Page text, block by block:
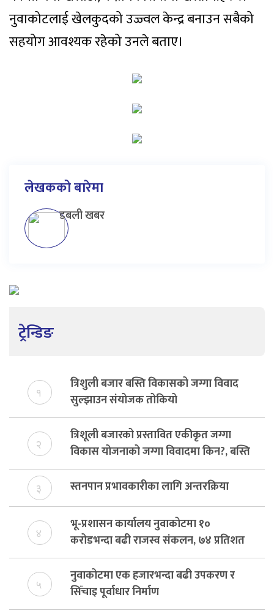
नुवाकोटलाई खेलकुदको उज्ज्वल केन्द्र बनाउन सबैको
सहयोग आवश्यक रहेको उनले बताए।
लेखकको बारेमा
डबली खबर
ट्रेन्डिङ
१
त्रिशुली बजार बस्ति विकासको जग्गा विवाद
सुल्झाउन संयोजक तोकियो
२
त्रिशूली बजारको प्रस्तावित एकीकृत जग्गा
विकास योजनाको जग्गा विवादमा किन?, बस्ति
विकास दर्ता नभए समिति विघटन हुने
३ स्तनपान प्रभावकारीका लागि अन्तरक्रिया
४
भू-प्रशासन कार्यालय नुवाकोटमा १०
करोडभन्दा बढी राजस्व संकलन, ७४ प्रतिशत
बेरुजु फर्छयौट
५
नुवाकोटमा एक हजारभन्दा बढी उपकरण र
सिँचाइ पूर्वाधार निर्माण